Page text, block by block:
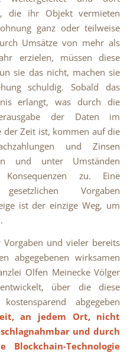
die ihr Objekt vermieten
ganz oder teilweise
Umsätze von mehr als
erzielen, müssen diese
sie das nicht, machen sie
schuldig. Sobald das
erlangt, was durch die
der Daten im
der Zeit ist, kommen auf die
und Zinsen
und unter Umständen
Konsequenzen zu. Eine
Vorgaben
ist der einzige Weg, um
und vieler bereits
abgegebenen wirksamen
Olfen Meinecke Völger
über die diese
abgegeben
an jedem Ort, nicht
und durch
Blockchain-Technologie